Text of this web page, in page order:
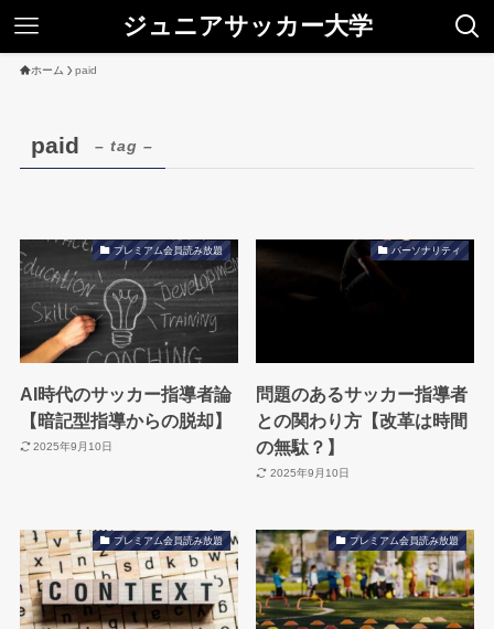
ジュニアサッカー大学
ホーム paid
paid – tag –
プレミアム会員読み放題
AI時代のサッカー指導者論
【暗記型指導からの脱却】
2025年9月10日
パーソナリティ
問題のあるサッカー指導者
との関わり方【改革は時間
の無駄？】
2025年9月10日
プレミアム会員読み放題 プレミアム会員読み放題